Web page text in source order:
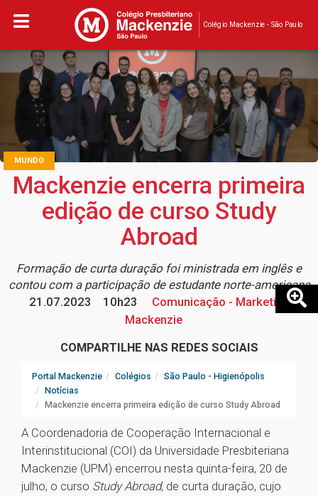
Colégio Mackenzie - São Paulo
MUNDO
Mackenzie encerra primeira
edição de curso Study
Abroad
Formação de curta duração foi ministrada em inglês e
contou com a participação de estudante norte-americana
21.07.2023
10h23
Comunicação - Marketing
Mackenzie
COMPARTILHE NAS REDES SOCIAIS
Portal Mackenzie Colégios
São Paulo - Higienópolis
Notícias
Mackenzie encerra primeira edição de curso Study Abroad
A Coordenadoria de Cooperação Internacional e
Interinstitucional (COI) da Universidade Presbiteriana
Mackenzie (UPM) encerrou nesta quinta-feira, 20 de
julho, o curso Study Abroad, de curta duração, cujo